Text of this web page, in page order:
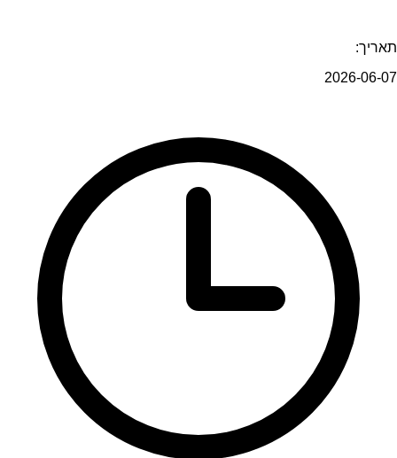
תאריך:
2026-06-07